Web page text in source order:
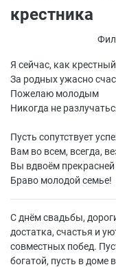
крестника
Я сейчас, как
За родных ужасно
Пожелаю молодым
Никогда не
Пусть сопутствует
Вам во всем, всегда,
Вы вдвоём прекрасней
Браво молодой семье!
С днём свадьбы,
достатка, счастья и
совместных побед.
богатой, пусть в доме